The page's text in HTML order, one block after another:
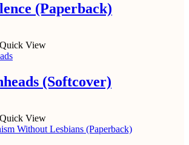
(Paperback)
Quick View
(Softcover)
Quick View